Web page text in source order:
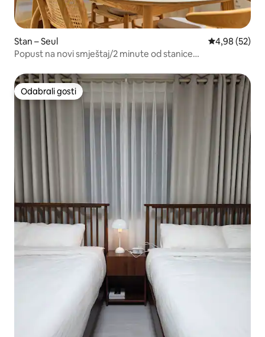
Stan – Seul Prosječna
4,98 (52)
Popust na novi smještaj/2 minute od stanice
World/JYP/Sungsu/COEX/Novogradnja/Jamsil/Duga
boravka
Odabrali gosti
Odabrali gosti